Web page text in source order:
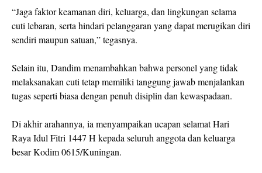
“Jaga faktor keamanan diri, keluarga, dan lingkungan selama
cuti lebaran, serta hindari pelanggaran yang dapat merugikan diri
sendiri maupun satuan,” tegasnya.
Selain itu, Dandim menambahkan bahwa personel yang tidak
melaksanakan cuti tetap memiliki tanggung jawab menjalankan
tugas seperti biasa dengan penuh disiplin dan kewaspadaan.
Di akhir arahannya, ia menyampaikan ucapan selamat Hari
Raya Idul Fitri 1447 H kepada seluruh anggota dan keluarga
besar Kodim 0615/Kuningan.